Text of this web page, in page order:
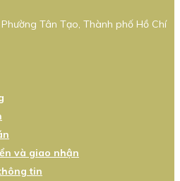
Tân Tạo, Thành phố Hồ Chí
và giao nhận
tin